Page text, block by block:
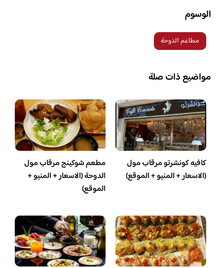
الوسوم
مطاعم الدوحة
مواضيع ذات صلة
كافيه كونشرتو مرقاب مول
(الاسعار + المنيو + الموقع)
مطعم شوكينج مرقاب مول
الدوحة (الاسعار + المنيو +
الموقع)